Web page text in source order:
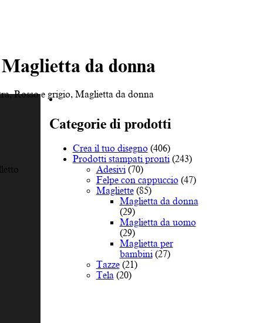
da donna
Rosso e grigio, Maglietta da donna
Categorie di prodotti
Crea il tuo disegno (406)
Prodotti stampati pronti (243)
Adesivi (70)
Felpe con cappuccio (47)
Magliette (85)
Maglietta da donna
(29)
Maglietta da uomo
(29)
Maglietta per
bambini (27)
Tazze (21)
Tela (20)